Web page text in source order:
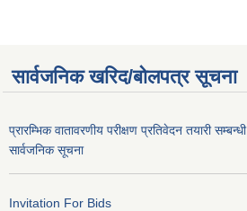
सार्वजनिक खरिद/बोलपत्र सूचना
प्रारम्भिक वातावरणीय परीक्षण प्रतिवेदन तयारी सम्बन्धी
सार्वजनिक सूचना
Invitation For Bids